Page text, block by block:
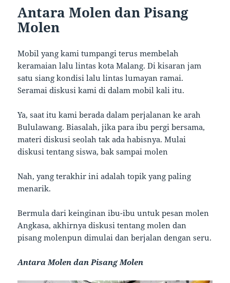
Antara Molen dan Pisang
Molen
Mobil yang kami tumpangi terus membelah
keramaian lalu lintas kota Malang. Di kisaran jam
satu siang kondisi lalu lintas lumayan ramai.
Seramai diskusi kami di dalam mobil kali itu.
Ya, saat itu kami berada dalam perjalanan ke arah
Bululawang. Biasalah, jika para ibu pergi bersama,
materi diskusi seolah tak ada habisnya. Mulai
diskusi tentang siswa, bak sampai molen
Nah, yang terakhir ini adalah topik yang paling
menarik.
Bermula dari keinginan ibu-ibu untuk pesan molen
Angkasa, akhirnya diskusi tentang molen dan
pisang molenpun dimulai dan berjalan dengan seru.
Antara Molen dan Pisang Molen